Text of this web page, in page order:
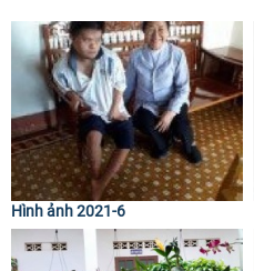
Hình ảnh 2021-6